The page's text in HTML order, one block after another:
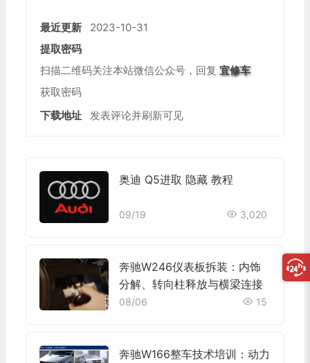
最近更新
2023-10-31
提取密码
扫描二维码关注本站微信公众号，回复 宜修车
获取密码
下载地址
发表评论并刷新可见
奥迪 Q5进取 隐藏 教程
09/19 3,020
奔驰W246仪表板拆装：内饰
分解、转向柱释放与横梁连接
08/06 15
奔驰W166整车技术培训：动力